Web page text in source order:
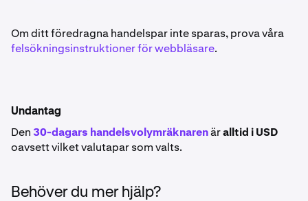
Om ditt föredragna handelspar inte sparas, prova våra
felsökningsinstruktioner för webbläsare.
Undantag
Den 30-dagars handelsvolymräknarenäralltid i USD
oavsett vilket valutapar som valts.
Behöver du mer hjälp?